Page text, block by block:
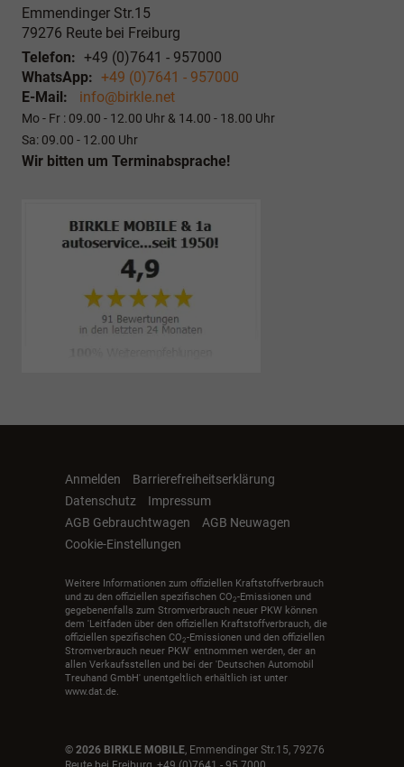
Emmendinger Str.15
79276 Reute bei Freiburg
Telefon: +49 (0)7641 - 957000
WhatsApp: +49 (0)7641 - 957000
E-Mail:
info@birkle.net
Mo - Fr : 09.00 - 12.00 Uhr & 14.00 - 18.00 Uhr
Sa: 09.00 - 12.00 Uhr
Wir bitten um Terminabsprache!
Anmelden
Barrierefreiheitserklärung
Datenschutz
Impressum
AGB Gebrauchtwagen
AGB Neuwagen
Cookie-Einstellungen
Weitere Informationen zum offiziellen Kraftstoffverbrauch
und zu den offiziellen spezifischen CO2-Emissionen und
gegebenenfalls zum Stromverbrauch neuer PKW können
dem 'Leitfaden über den offiziellen Kraftstoffverbrauch, die
offiziellen spezifischen CO2-Emissionen und den offiziellen
Stromverbrauch neuer PKW' entnommen werden, der an
allen Verkaufsstellen und bei der 'Deutschen Automobil
Treuhand GmbH' unentgeltlich erhältlich ist unter
www.dat.de.
© 2026 BIRKLE MOBILE, Emmendinger Str.15, 79276